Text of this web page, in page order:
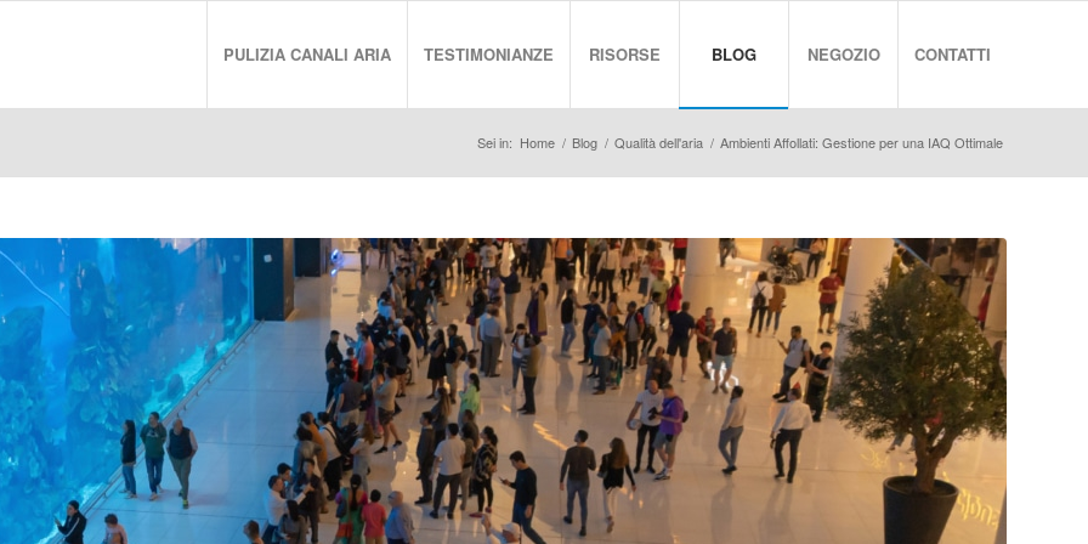
PULIZIA CANALI ARIA TESTIMONIANZE RISORSE BLOG NEGOZIO CONTATTI
Sei in: Home / Blog / Qualità dell'aria / Ambienti Affollati: Gestione per una IAQ Ottimale